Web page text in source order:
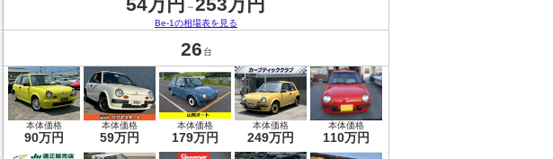
～
Be-1の相場表を見る
26 台
本体価格
90万円
本体価格
59万円
本体価格
179万円
本体価格
249万円
本体価格
110万円